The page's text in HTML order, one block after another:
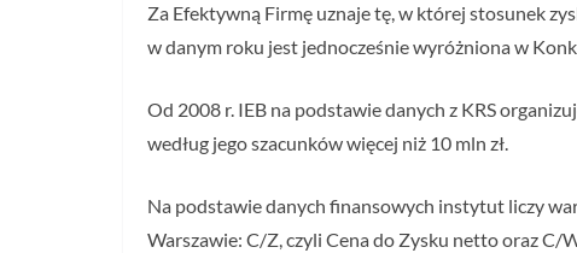
Za Efektywną Firmę uznaje tę, w której stosunek
w danym roku jest jednocześnie wyróżniona w
Od 2008 r. IEB na podstawie danych z KRS
według jego szacunków więcej niż 10 mln zł.
Na podstawie danych finansowych instytut liczy
Warszawie: C/Z, czyli Cena do Zysku netto oraz C/